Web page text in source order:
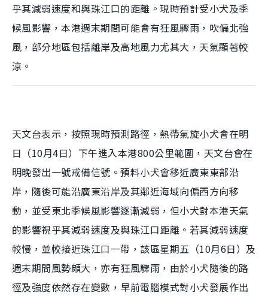
乎其減弱速度和與珠江口的距離。現時預計受小犬及季
候風影響，本港週末期間可能會有狂風驟雨，吹偏北強
風，部分地區包括離岸及高地風力尤其大，天氣顯著較
涼。
天文台表示，按照現時預測路徑，熱帶氣旋小犬會在明
日（10月4日）下午進入本港800公里範圍，天文台會在
明晚發出一號戒備信號。預料小犬會移近廣東東部沿
岸，隨後可能沿廣東沿岸及其鄰近海域向偏西方向移
動，並受東北季候風影響逐漸減弱，但小犬對本港天氣
的影響視乎其減弱速度及與珠江口距離。若其減弱速度
較慢，並較接近珠江口一帶，該區星期五（10月6日）及
週末期間風勢頗大，亦有狂風驟雨，由於小犬隨後的路
徑及強度依然存在變數，早前電腦模式對小犬發展作出